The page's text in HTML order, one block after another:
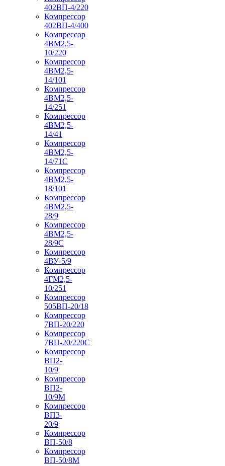
402ВП-4/220
Компрессор
402ВП-4/400
Компрессор
4ВМ2,5-
10/220
Компрессор
4ВМ2,5-
14/101
Компрессор
4ВМ2,5-
14/251
Компрессор
4ВМ2,5-
14/41
Компрессор
4ВМ2,5-
14/71C
Компрессор
4ВМ2,5-
18/101
Компрессор
4ВМ2,5-
28/9
Компрессор
4ВМ2,5-
28/9С
Компрессор
4ВУ-5/9
Компрессор
4ГМ2,5-
10/251
Компрессор
505ВП-20/18
Компрессор
7ВП-20/220
Компрессор
7ВП-20/220С
Компрессор
ВП2-
10/9
Компрессор
ВП2-
10/9М
Компрессор
ВП3-
20/9
Компрессор
ВП-50/8
Компрессор
ВП-50/8М